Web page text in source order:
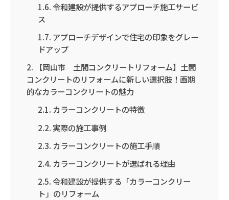
令和建設が提供するアプローチ施工サービ
ス
アプローチデザインで住宅の印象をグレー
ドアップ
【岡山市 土間コンクリートリフォーム】土間
コンクリートのリフォームに新しい選択肢！画期
的なカラーコンクリートの魅力
カラーコンクリートの特徴
実際の施工事例
カラーコンクリートの施工手順
カラーコンクリートが選ばれる理由
令和建設が提供する「カラーコンクリー
ト」のリフォーム